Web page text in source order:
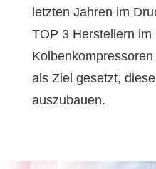
letzten Jahren im
TOP 3 Herstellern im
als Ziel gesetzt,
auszubauen.